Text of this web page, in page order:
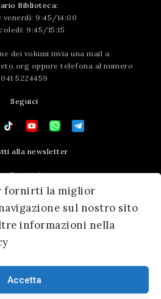
fornirti la miglior
sul nostro sito
informazioni nella
Accetta
Biblioteca:
venerdì: 9:45/14:00
9:45/15:15
dei volumi invia una mail a
oppure telefona al numero
041 5224459
Seguici
alla newsletter
Contatti